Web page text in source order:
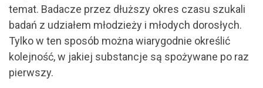
temat. Badacze przez dłuższy okres czasu szukali
badań z udziałem młodzieży i młodych dorosłych.
Tylko w ten sposób można wiarygodnie określić
kolejność, w jakiej substancje są spożywane po raz
pierwszy.